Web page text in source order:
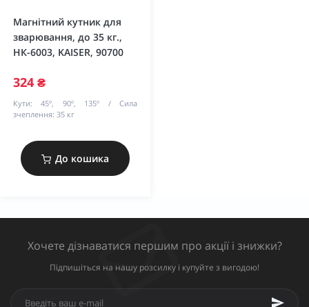
Магнітний кутник для
зварювання, до 35 кг.,
HК-6003, KAISER, 90700
324 ₴
Кути: 45º, 90º, 135º
Сила
зчеплення: 35 кг
До кошика
Хочете дізнаватися першим про акції і знижки?
Підпишіться на нашу розсилку і купуйте з вигодою!